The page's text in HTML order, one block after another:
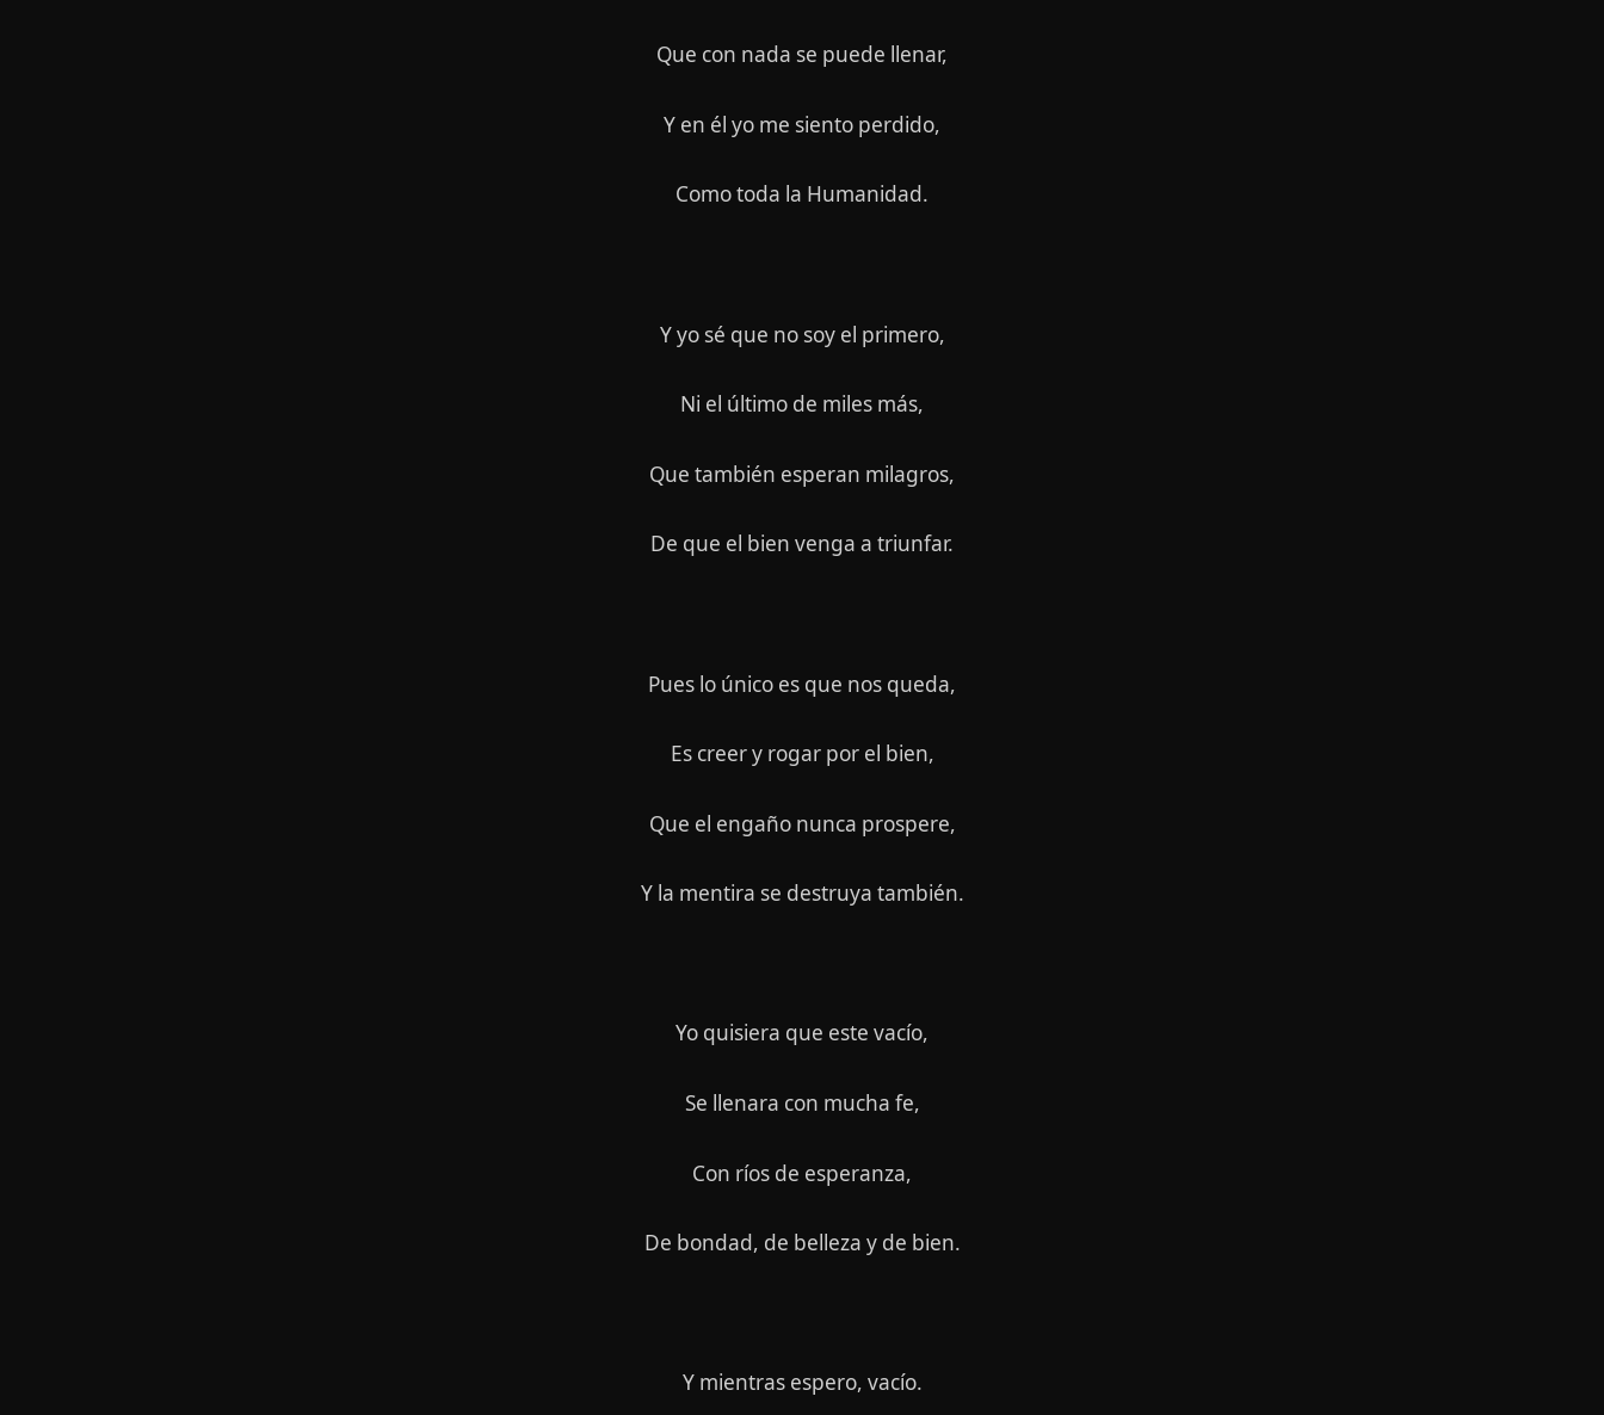
Que con nada se puede llenar,
Y en él yo me siento perdido,
Como toda la Humanidad.
Y yo sé que no soy el primero,
Ni el último de miles más,
Que también esperan milagros,
De que el bien venga a triunfar.
Pues lo único es que nos queda,
Es creer y rogar por el bien,
Que el engaño nunca prospere,
Y la mentira se destruya también.
Yo quisiera que este vacío,
Se llenara con mucha fe,
Con ríos de esperanza,
De bondad, de belleza y de bien.
Y mientras espero, vacío.